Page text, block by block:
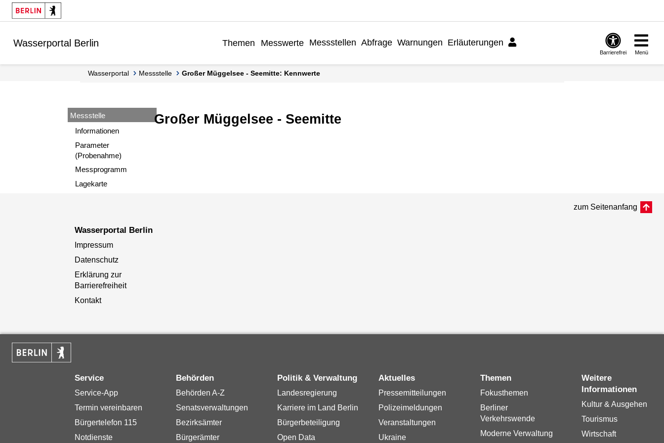
Springe zur Navigation
Springe zum Inhalt
Wasserportal Berlin Themen Messwerte Messstellen Abfrage Warnungen Erläuterungen
Barrierefrei Menü
Wasserportal Messstelle Großer Müggelsee - Seemitte: Kennwerte
Messstelle
Informationen
Parameter
(Probenahme)
Messprogramm
Lagekarte
Großer Müggelsee - Seemitte
zum Seitenanfang
Wasserportal Berlin
Impressum
Datenschutz
Erklärung zur
Barrierefreiheit
Kontakt
Service
Service-App
Termin vereinbaren
Bürgertelefon 115
Notdienste
Behörden
Behörden A-Z
Senatsverwaltungen
Bezirksämter
Bürgerämter
Politik & Verwaltung
Landesregierung
Karriere im Land Berlin
Bürgerbeteiligung
Open Data
Aktuelles
Pressemitteilungen
Polizeimeldungen
Veranstaltungen
Ukraine
Themen
Fokusthemen
Berliner
Verkehrswende
Moderne Verwaltung
Weitere
Informationen
Kultur & Ausgehen
Tourismus
Wirtschaft